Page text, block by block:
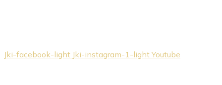
Jki-facebook-light Jki-instagram-1-light Youtube